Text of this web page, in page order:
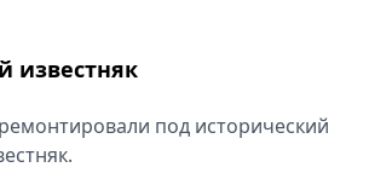
известняк
под исторический